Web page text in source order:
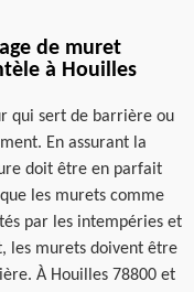
de muret
à Houilles
qui sert de barrière ou
En assurant la
doit être en parfait
les murets comme
par les intempéries et
les murets doivent être
À Houilles 78800 et